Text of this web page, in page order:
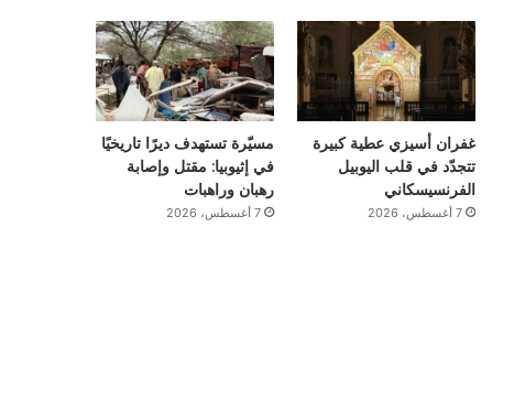
غفران أسيزي عطية كبيرة
تتجدّد في قلب اليوبيل
الفرنسيسكاني
7 أغسطس، 2026
مسيّرة تستهدف ديرًا تاريخيًا
في إثيوبيا: مقتل وإصابة
رهبان وراهبات
7 أغسطس، 2026